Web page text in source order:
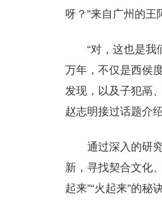
呀？”来自广州的王
“对，这也是
万年，不仅是西侯
发现，以及子犯鬲
赵志明接过话题介
通过深入的研
新，寻找契合文化
起来”“火起来”的秘